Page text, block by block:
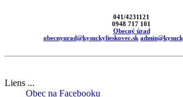
041/4231121
0948 717 101
Obecný úrad
obecnyurad@kysuckylieskovec.sk
Liens ...
Obec na Facebooku